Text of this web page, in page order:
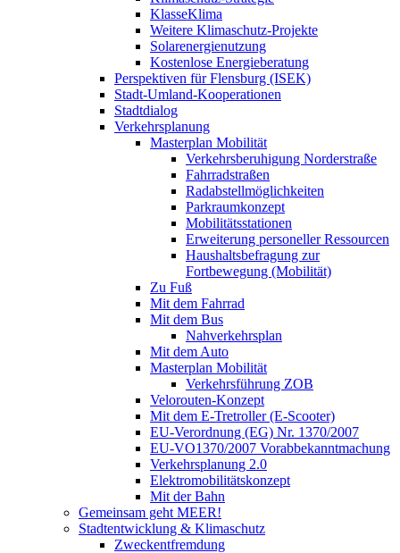
KlasseKlima
Weitere Klimaschutz-Projekte
Solarenergienutzung
Kostenlose Energieberatung
Perspektiven für Flensburg (ISEK)
Stadt-Umland-Kooperationen
Stadtdialog
Verkehrsplanung
Masterplan Mobilität
Verkehrsberuhigung Norderstraße
Fahrradstraßen
Radabstellmöglichkeiten
Parkraumkonzept
Mobilitätsstationen
Erweiterung personeller Ressourcen
Haushaltsbefragung zur
Fortbewegung (Mobilität)
Zu Fuß
Mit dem Fahrrad
Mit dem Bus
Nahverkehrsplan
Mit dem Auto
Masterplan Mobilität
Verkehrsführung ZOB
Velorouten-Konzept
Mit dem E-Tretroller (E-Scooter)
EU-Verordnung (EG) Nr. 1370/2007
EU-VO1370/2007 Vorabbekanntmachung
Verkehrsplanung 2.0
Elektromobilitätskonzept
Mit der Bahn
Gemeinsam geht MEER!
Stadtentwicklung & Klimaschutz
Zweckentfremdung